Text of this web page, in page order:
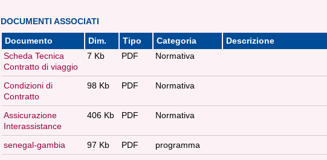
DOCUMENTI ASSOCIATI
Documento
Dim. Tipo Categoria
Descrizione
Scheda Tecnica
Contratto di viaggio
7 Kb PDF Normativa
Condizioni di
Contratto
98 Kb PDF Normativa
Assicurazione
Interassistance
406 Kb PDF Normativa
senegal-gambia 97 Kb PDF programma